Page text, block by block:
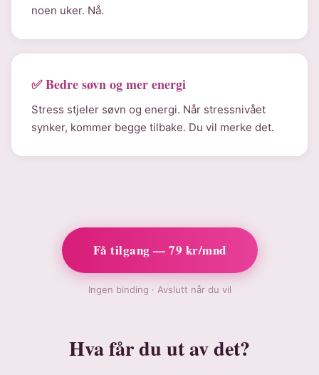
noen uker. Nå.
✅ Bedre søvn og mer energi
Stress stjeler søvn og energi. Når stressnivået
synker, kommer begge tilbake. Du vil merke det.
Få tilgang — 79 kr/mnd
Ingen binding · Avslutt når du vil
Hva får du ut av det?